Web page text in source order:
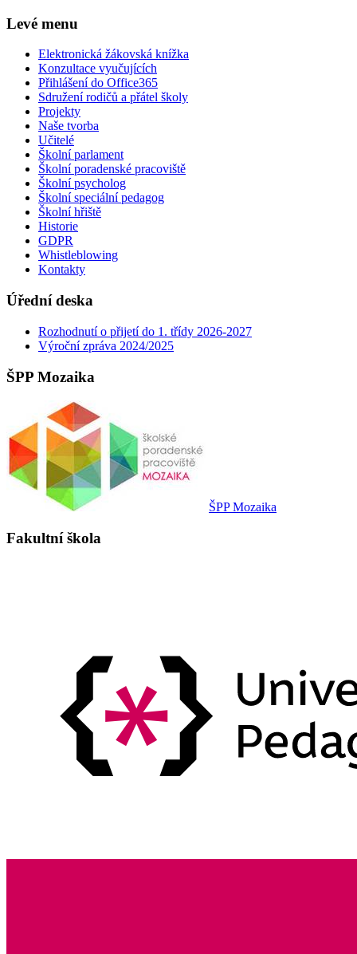
Levé menu
Elektronická žákovská knížka
Konzultace vyučujících
Přihlášení do Office365
Sdružení rodičů a přátel školy
Projekty
Naše tvorba
Učitelé
Školní parlament
Školní poradenské pracoviště
Školní psycholog
Školní speciální pedagog
Školní hřiště
Historie
GDPR
Whistleblowing
Kontakty
Úřední deska
Rozhodnutí o přijetí do 1. třídy 2026-2027
Výroční zpráva 2024/2025
ŠPP Mozaika
ŠPP Mozaika
Fakultní škola